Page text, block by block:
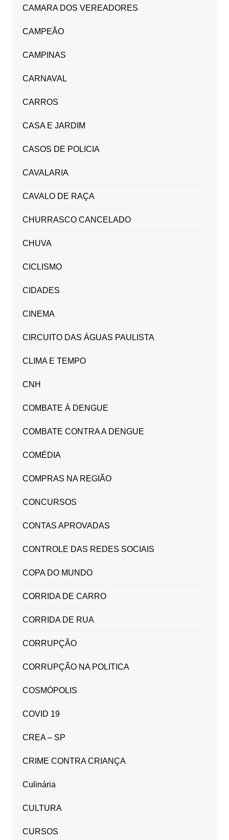
CAMARA DOS VEREADORES
CAMPEÃO
CAMPINAS
CARNAVAL
CARROS
CASA E JARDIM
CASOS DE POLICIA
CAVALARIA
CAVALO DE RAÇA
CHURRASCO CANCELADO
CHUVA
CICLISMO
CIDADES
CINEMA
CIRCUITO DAS ÁGUAS PAULISTA
CLIMA E TEMPO
CNH
COMBATE À DENGUE
COMBATE CONTRA A DENGUE
COMÉDIA
COMPRAS NA REGIÃO
CONCURSOS
CONTAS APROVADAS
CONTROLE DAS REDES SOCIAIS
COPA DO MUNDO
CORRIDA DE CARRO
CORRIDA DE RUA
CORRUPÇÃO
CORRUPÇÃO NA POLITICA
COSMÓPOLIS
COVID 19
CREA – SP
CRIME CONTRA CRIANÇA
Culinária
CULTURA
CURSOS